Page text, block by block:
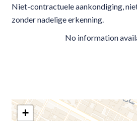
Niet-contractuele aankondiging,
zonder nadelige erkenning.
No information
+